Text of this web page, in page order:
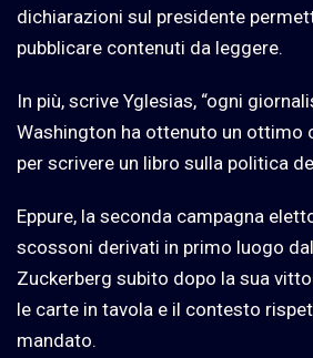
dichiarazioni sul presidente
pubblicare contenuti da leggere.
In più, scrive Yglesias, “ogni
Washington ha ottenuto un ottimo
per scrivere un libro sulla politica
Eppure, la seconda campagna
scossoni derivati in primo luogo
Zuckerberg subito dopo la sua
le carte in tavola e il contesto
mandato.